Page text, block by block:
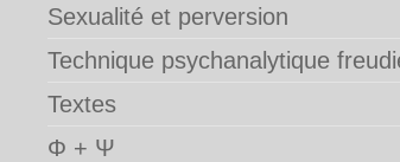
Sexualité et perversion
Technique psychanalytique
Textes
Φ + Ψ